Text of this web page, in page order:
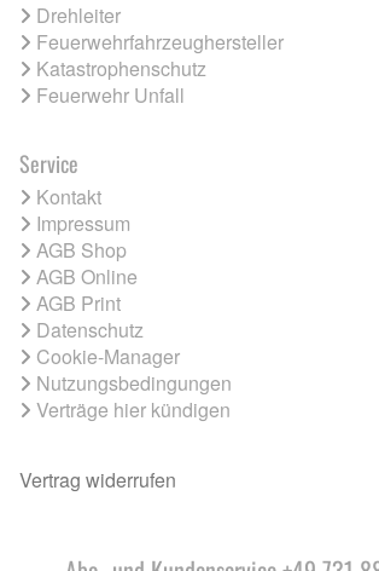
Drehleiter
Feuerwehrfahrzeughersteller
Katastrophenschutz
Feuerwehr Unfall
Service
Kontakt
Impressum
AGB Shop
AGB Online
AGB Print
Datenschutz
Cookie-Manager
Nutzungsbedingungen
Verträge hier kündigen
Vertrag widerrufen